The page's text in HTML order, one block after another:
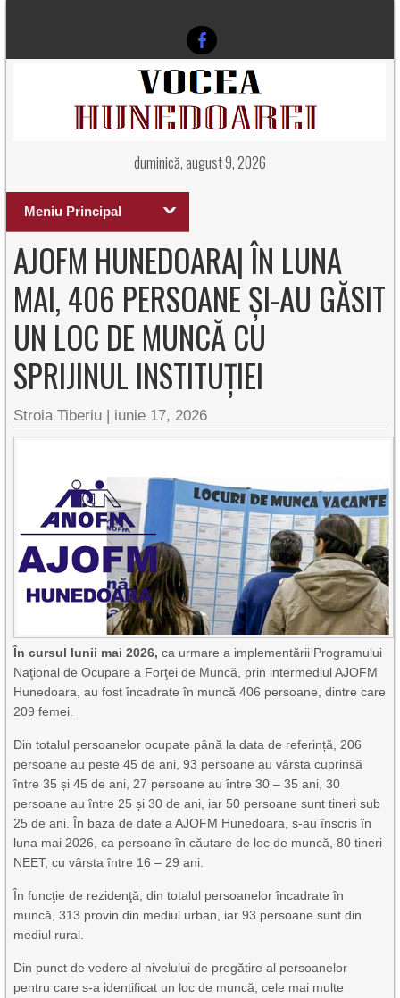
duminică, august 9, 2026
Meniu Principal
AJOFM HUNEDOARA| ÎN LUNA
MAI, 406 PERSOANE ŞI-AU GĂSIT
UN LOC DE MUNCĂ CU
SPRIJINUL INSTITUȚIEI
Stroia Tiberiu | iunie 17, 2026
În cursul lunii mai 2026, ca urmare a implementării Programului
Naţional de Ocupare a Forţei de Muncă, prin intermediul AJOFM
Hunedoara, au fost încadrate în muncă 406 persoane, dintre care
209 femei.
Din totalul persoanelor ocupate până la data de referință, 206
persoane au peste 45 de ani, 93 persoane au vârsta cuprinsă
între 35 și 45 de ani, 27 persoane au între 30 – 35 ani, 30
persoane au între 25 și 30 de ani, iar 50 persoane sunt tineri sub
25 de ani. În baza de date a AJOFM Hunedoara, s-au înscris în
luna mai 2026, ca persoane în căutare de loc de muncă, 80 tineri
NEET, cu vârsta între 16 – 29 ani.
În funcţie de rezidenţă, din totalul persoanelor încadrate în
muncă, 313 provin din mediul urban, iar 93 persoane sunt din
mediul rural.
Din punct de vedere al nivelului de pregătire al persoanelor
pentru care s-a identificat un loc de muncă, cele mai multe